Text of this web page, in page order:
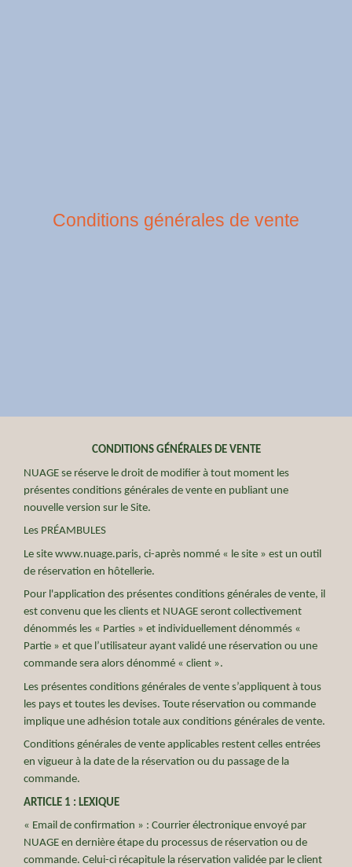
Conditions générales de vente
CONDITIONS GÉNÉRALES DE VENTE
NUAGE se réserve le droit de modifier à tout moment les
présentes conditions générales de vente en publiant une
nouvelle version sur le Site.
Les PRÉAMBULES
Le site www.nuage.paris, ci-après nommé « le site » est un outil
de réservation en hôtellerie.
Pour l'application des présentes conditions générales de vente, il
est convenu que les clients et NUAGE seront collectivement
dénommés les « Parties » et individuellement dénommés «
Partie » et que l’utilisateur ayant validé une réservation ou une
commande sera alors dénommé « client ».
Les présentes conditions générales de vente s’appliquent à tous
les pays et toutes les devises. Toute réservation ou commande
implique une adhésion totale aux conditions générales de vente.
Conditions générales de vente applicables restent celles entrées
en vigueur à la date de la réservation ou du passage de la
commande.
ARTICLE 1 : LEXIQUE
« Email de confirmation » : Courrier électronique envoyé par
NUAGE en dernière étape du processus de réservation ou de
commande. Celui-ci récapitule la réservation validée par le client